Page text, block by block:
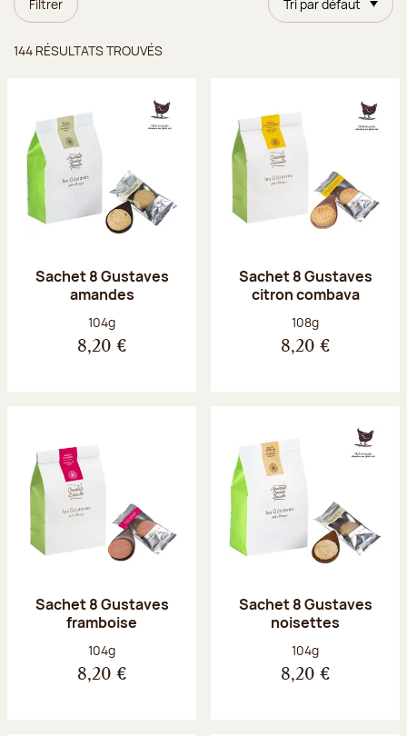
Filtrer Tri par défaut
144 RÉSULTATS TROUVÉS
Sachet 8 Gustaves
amandes
Poids net :
104g
8,20 €
Sachet 8 Gustaves
citron combava
Poids net :
108g
8,20 €
Sachet 8 Gustaves
framboise
Poids net :
104g
8,20 €
Sachet 8 Gustaves
noisettes
Poids net :
104g
8,20 €